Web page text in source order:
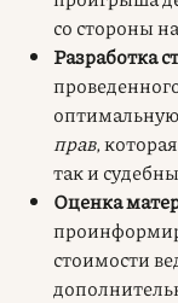
со стороны
Разработка
прав,
так и
Оценка
стоимости